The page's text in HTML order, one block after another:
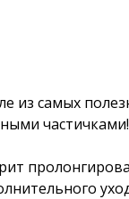
из самых
частичками!